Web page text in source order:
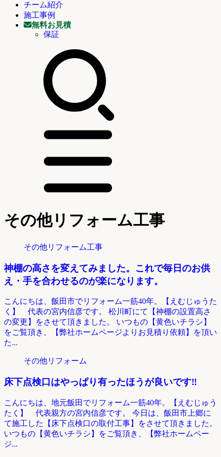
チーム紹介
施工事例
無料お見積
保証
その他リフォーム工事
その他リフォーム工事
神棚の高さを変えてみました。これで毎日のお供
え・手を合わせるのが楽になります。
こんにちは、飯田市でリフォーム一筋40年。【えむじゅうた
く】 代表の宮内信彦です。 松川町にて【神棚の設置高さ
の変更】をさせて頂きました。 いつもの【黄色いチラシ】
をご覧頂き、【弊社ホームページよりお見積り依頼】を頂い
た...
その他リフォーム
床下点検口はやっぱり有ったほうが良いです‼
こんにちは、地元飯田でリフォーム一筋40年。【えむじゅう
たく】 代表親方の宮内信彦です。 今日は、飯田市上郷に
て施工した【床下点検口の取付工事】をさせて頂きました。
いつもの【黄色いチラシ】をご覧頂き、【弊社ホームペー
ジ...